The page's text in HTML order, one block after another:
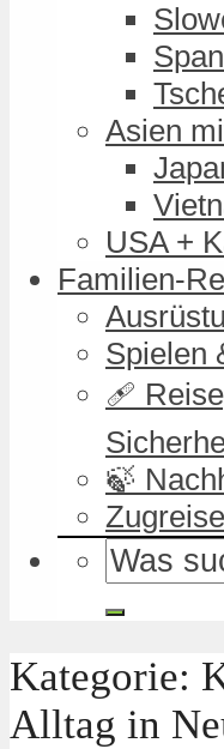
Asien
USA +
Familien-
Spielen
🩹
🍃
Kategorie:
Alltag in